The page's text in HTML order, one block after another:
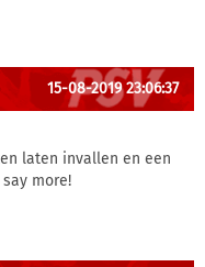
15-08-2019 23:06:37
laten invallen en een
more!